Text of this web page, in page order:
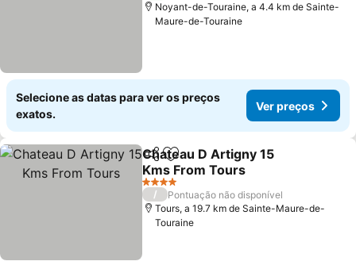
Noyant-de-Touraine, a 4.4 km de Sainte-
Maure-de-Touraine
Selecione as datas para ver os preços
exatos.
Ver preços
PartilharAdicionar aos favoritos
Chateau D Artigny 15
Kms From Tours
Ver preços
4 Estrelas
/
Pontuação não disponível
Tours, a 19.7 km de Sainte-Maure-de-
Touraine